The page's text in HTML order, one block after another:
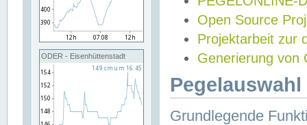
ODER - Eisenhüttenstadt
Open Source
Projektarbeit zur
Generierung von
Grundlegende